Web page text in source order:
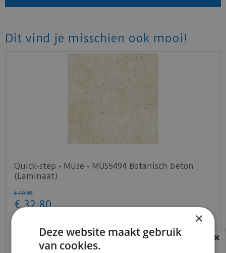
Dit vind je misschien ook mooi!
Quick-step - Muse - MUS5494 Botanisch beton
(Laminaat)
€ 40,95
€ 32,80
Bekijk product
BEREIKBAARHEID
×
Deze website maakt gebruik
van cookies.